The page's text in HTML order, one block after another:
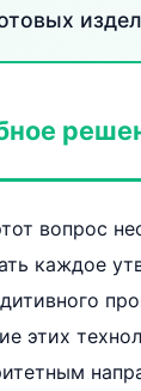
вопрос
каждое
этих